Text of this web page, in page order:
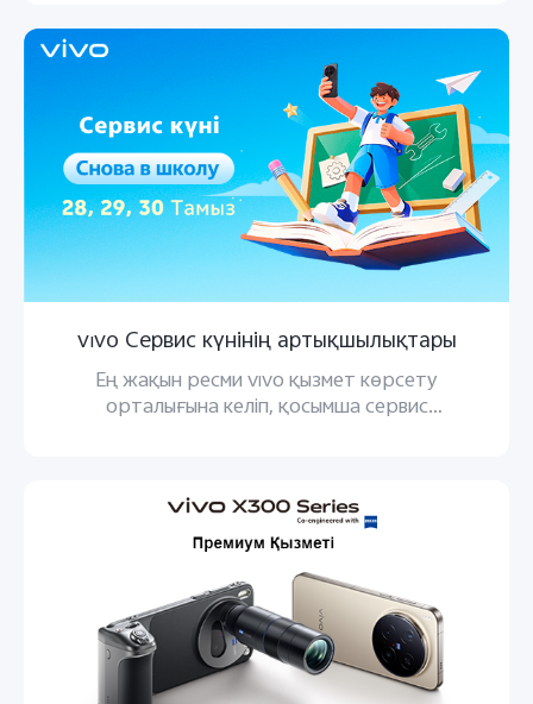
vivo Сервис күнінің артықшылықтары
Ең жақын ресми vivo қызмет көрсету
орталығына келіп, қосымша сервис